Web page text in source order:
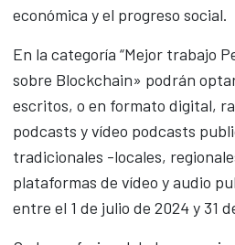
económica y el progreso social.
En la categoría “Mejor trabajo
sobre Blockchain» podrán
escritos, o en formato digital,
podcasts y vídeo podcasts
tradicionales -locales,
plataformas de vídeo y audio
entre el 1 de julio de 2024 y 31